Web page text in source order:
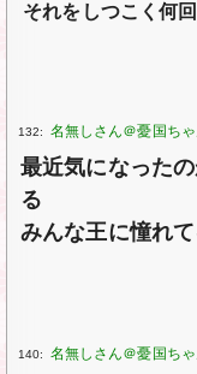
それをしつこく何
132:
最近気になった
る
みんな王に憧れ
140: